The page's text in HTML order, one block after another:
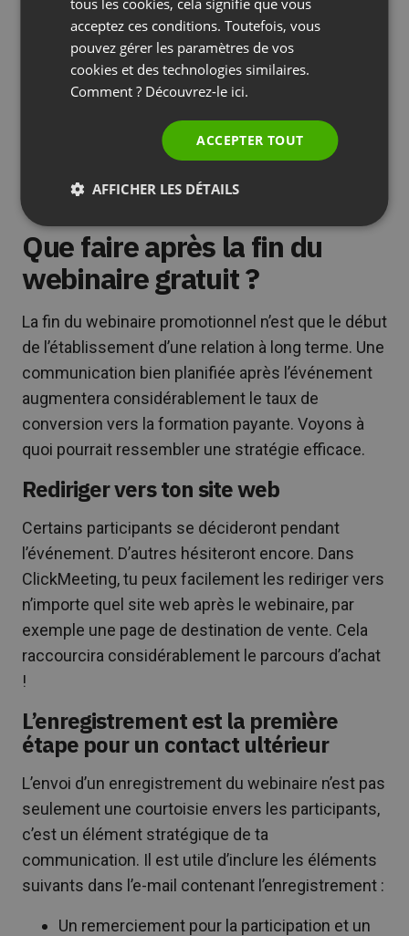
avancées que tu aborderas en détail dans la
formation payante
Montrer comment les bases présentées
sont liées à des stratégies plus avancées
Partage de courtes études de cas de clients
ayant mis en œuvre l’ensemble des
connaissances acquises lors de ta
Que faire après la fin du
webinaire gratuit ?
La fin du webinaire promotionnel n’est que le début
de l’établissement d’une relation à long terme. Une
communication bien planifiée après l’événement
augmentera considérablement le taux de
conversion vers la formation payante. Voyons à
quoi pourrait ressembler une stratégie efficace.
Rediriger vers ton site web
Certains participants se décideront pendant
l’événement. D’autres hésiteront encore. Dans
ClickMeeting, tu peux facilement les rediriger vers
n’importe quel site web après le webinaire, par
exemple une page de destination de vente. Cela
raccourcira considérablement le parcours d’achat
!
L’enregistrement est la première
étape pour un contact ultérieur
L’envoi d’un enregistrement du webinaire n’est pas
seulement une courtoisie envers les participants,
c’est un élément stratégique de ta
communication. Il est utile d’inclure les éléments
suivants dans l’e-mail contenant l’enregistrement :
Un remerciement pour la participation et un
PORTUGUESE
tous les cookies, cela signifie que vous
acceptez ces conditions. Toutefois, vous
pouvez gérer les paramètres de vos
cookies et des technologies similaires.
Comment ? Découvrez-le ici.
ACCEPTER TOUT
AFFICHER LES DÉTAILS